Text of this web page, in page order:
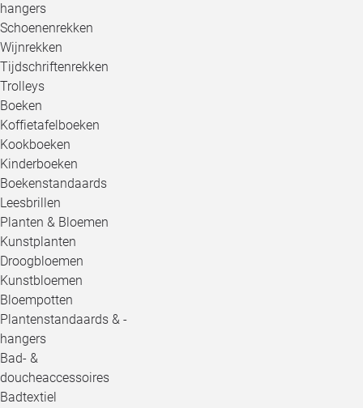
hangers
Schoenenrekken
Wijnrekken
Tijdschriftenrekken
Trolleys
Boeken
Koffietafelboeken
Kookboeken
Kinderboeken
Boekenstandaards
Leesbrillen
Planten & Bloemen
Kunstplanten
Droogbloemen
Kunstbloemen
Bloempotten
Plantenstandaards & -
hangers
Bad- &
doucheaccessoires
Badtextiel